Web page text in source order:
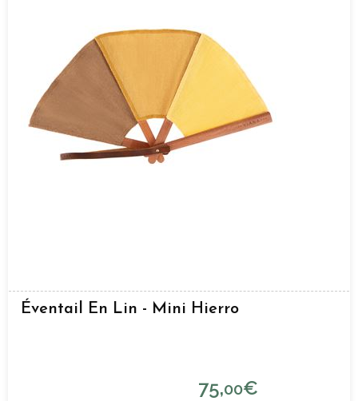
Éventail En Lin - Mini Hierro
75,00€